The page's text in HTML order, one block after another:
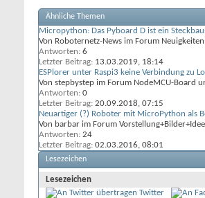
Ähnliche Themen
Micropython: Das Pyboard D ist ein
Von Roboternetz-News im Forum
Antworten: 6
Letzter Beitrag: 13.03.2019, 18:14
ESPlorer unter Raspi3 keine Verbindung zu
Von stepbystep im Forum NodeMCU-Board
Antworten: 0
Letzter Beitrag: 20.09.2018, 07:15
Neuartiger (?) Roboter mit MicroPython als
Von barbar im Forum
Antworten: 24
Letzter Beitrag: 02.03.2016, 08:01
Lesezeichen
Lesezeichen
Twitter